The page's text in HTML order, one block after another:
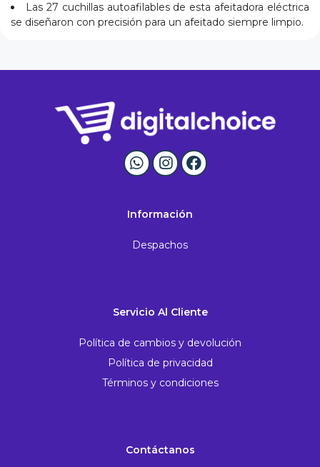
Las 27 cuchillas autoafilables de esta afeitadora eléctrica
se diseñaron con precisión para un afeitado siempre limpio.
Información
Despachos
Servicio Al Cliente
Política de cambios y devolución
Política de privacidad
Términos y condiciones
Contáctanos